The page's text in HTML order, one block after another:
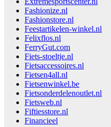
Fashionize.nl
Fashionstore.nl
Feestartikelen-winkel.nl
Felixflos.nl
FerryGut.com
Fiets-stoeltje.nl
Fietsaccessoires.nl
Fietsen4all.nl
Fietsenwinkel.be
Fietsonderdelenoutlet.nl
Fietsweb.nl
Fiftiesstore.nl
Financieel